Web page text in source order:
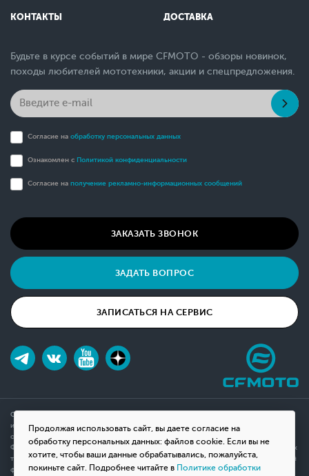
Продолжая использовать сайт, вы даете согласие на
обработку персональных данных: файлов cookie. Если вы не
хотите, чтобы ваши данные обрабатывались, пожалуйста,
покиньте сайт. Подробнее читайте в Политике обработки
КОНТАКТЫ ДОСТАВКА
Будьте в курсе событий в мире CFMOTO - обзоры новинок,
походы любителей мототехники, акции и спецпредложения.
Согласие на обработку персональных данных
Ознакомлен с Политикой конфиденциальности
Согласие на получение рекламно-информационных сообщений
ЗАКАЗАТЬ ЗВОНОК
ЗАДАТЬ ВОПРОС
ЗАПИСАТЬСЯ НА СЕРВИС
Обращаем ваше внимание на то, что данный интернет-сайт носит исключительно
информационный характер и ни при каких условиях не является публичной офертой,
определяемой положениями Статьи 437(2) Гражданского кодекса Российской
Федерации. Для получения подробной информации о наличии и стоимости указанных
товаров, пожалуйста, обращайтесь к менеджерам компании с помощью специальной
формы связи на сайте или по телефону.